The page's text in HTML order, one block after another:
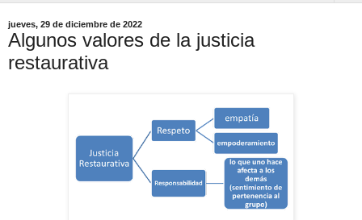
jueves, 29 de diciembre de 2022
Algunos valores de la justicia
restaurativa